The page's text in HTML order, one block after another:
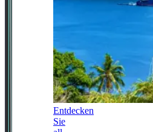
Entdecken
Sie